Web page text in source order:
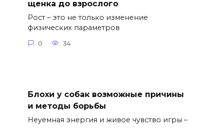
щенка до взрослого
Рост – это не только изменение
физических параметров
0 34
Блохи у собак возможные причины
и методы борьбы
Неуемная энергия и живое чувство игры –